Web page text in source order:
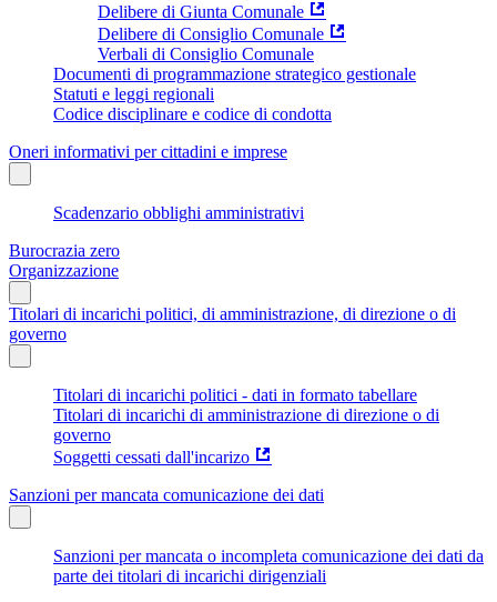
Delibere di Giunta Comunale
Delibere di Consiglio Comunale
Verbali di Consiglio Comunale
Documenti di programmazione strategico gestionale
Statuti e leggi regionali
Codice disciplinare e codice di condotta
Oneri informativi per cittadini e imprese
Scadenzario obblighi amministrativi
Burocrazia zero
Organizzazione
Titolari di incarichi politici, di amministrazione, di direzione o di
governo
Titolari di incarichi politici - dati in formato tabellare
Titolari di incarichi di amministrazione di direzione o di
governo
Soggetti cessati dall'incarizo
Sanzioni per mancata comunicazione dei dati
Sanzioni per mancata o incompleta comunicazione dei dati da
parte dei titolari di incarichi dirigenziali